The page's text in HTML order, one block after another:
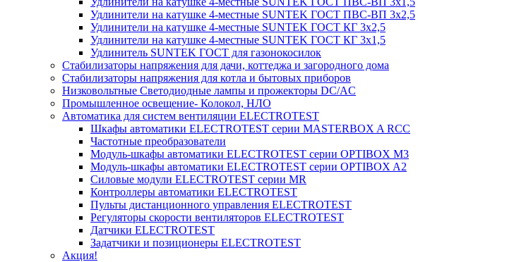
Удлинители на катушке 4-местные SUNTEK ГОСТ ПВС-ВП 3х2,5
Удлинители на катушке 4-местные SUNTEK ГОСТ КГ 3х2,5
Удлинители на катушке 4-местные SUNTEK ГОСТ КГ 3х1,5
Удлинитель SUNTEK ГОСТ для газонокосилок
Стабилизаторы напряжения для дачи, коттеджа и загородного дома
Стабилизаторы напряжения для котла и бытовых приборов
Низковольтные Светодиодные лампы и прожекторы DC/AC
Промышленное освещение- Колокол, НЛО
Автоматика для систем вентиляции ELECTROTEST
Шкафы автоматики ELECTROTEST серии MASTERBOX A RCC
Частотные преобразователи
Модуль-шкафы автоматики ELECTROTEST серии OPTIBOX M3
Модуль-шкафы автоматики ELECTROTEST серии OPTIBOX A2
Силовые модули ELECTROTEST серии MR
Контроллеры автоматики ELECTROTEST
Пульты дистанционного управления ELECTROTEST
Регуляторы скорости вентиляторов ELECTROTEST
Датчики ELECTROTEST
Задатчики и позиционеры ELECTROTEST
Акция!